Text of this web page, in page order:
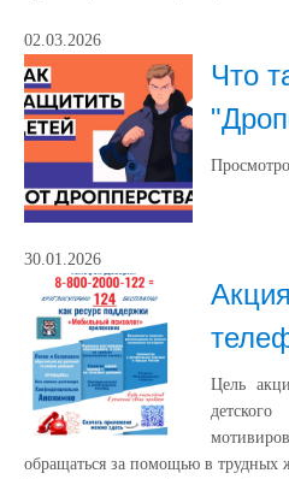
02.03.2026
Что
30.01.2026
Цель
обращаться за помощью в трудных